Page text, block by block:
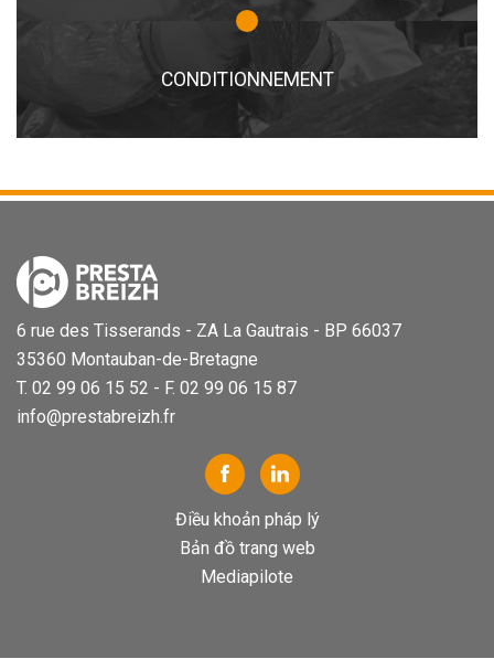
CONDITIONNEMENT
6 rue des Tisserands - ZA La Gautrais - BP 66037
35360 Montauban-de-Bretagne
T. 02 99 06 15 52 - F. 02 99 06 15 87
info@prestabreizh.fr
Điều khoản pháp lý
Bản đồ trang web
Mediapilote